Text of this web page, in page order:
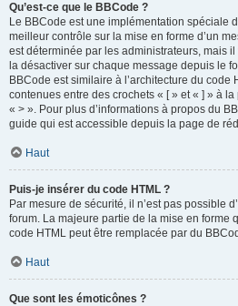
Qu’est-ce que le BBCode ?
Le BBCode est une implémentation spéciale
meilleur contrôle sur la mise en forme d’un
est déterminée par les administrateurs, mais
la désactiver sur chaque message depuis le
BBCode est similaire à l’architecture du code
contenues entre des crochets « [ » et « ] » à
« > ». Pour plus d’informations à propos du
guide qui est accessible depuis la page de
Haut
Puis-je insérer du code HTML ?
Par mesure de sécurité, il n’est pas possible
forum. La majeure partie de la mise en forme
code HTML peut être remplacée par du
Haut
Que sont les émoticônes ?